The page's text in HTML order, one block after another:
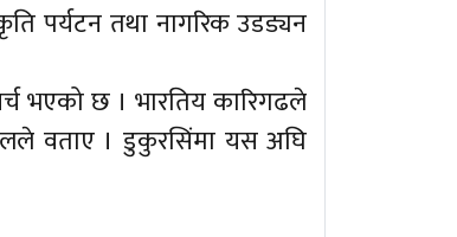
पर्यटन तथा नागरिक उडड्यन
भएको छ । भारतिय कारिगढले
वताए । डुकुरसिंमा यस अघि